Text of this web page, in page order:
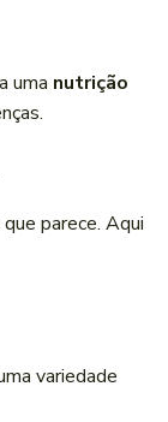
uma nutrição
parece. Aqui
variedade